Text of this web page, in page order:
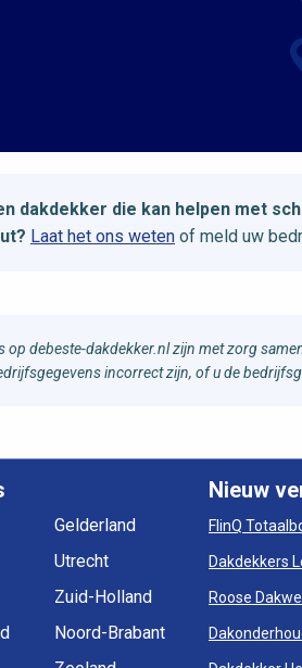
dakdekker die kan helpen met
Laat het ons weten of meld uw
op debeste-dakdekker.nl zijn met zorg
incorrect zijn, of u de
Gelderland
Utrecht
Zuid-Holland
Noord-Brabant
Nieuw
FlinQ
Dakdekkers
Roose